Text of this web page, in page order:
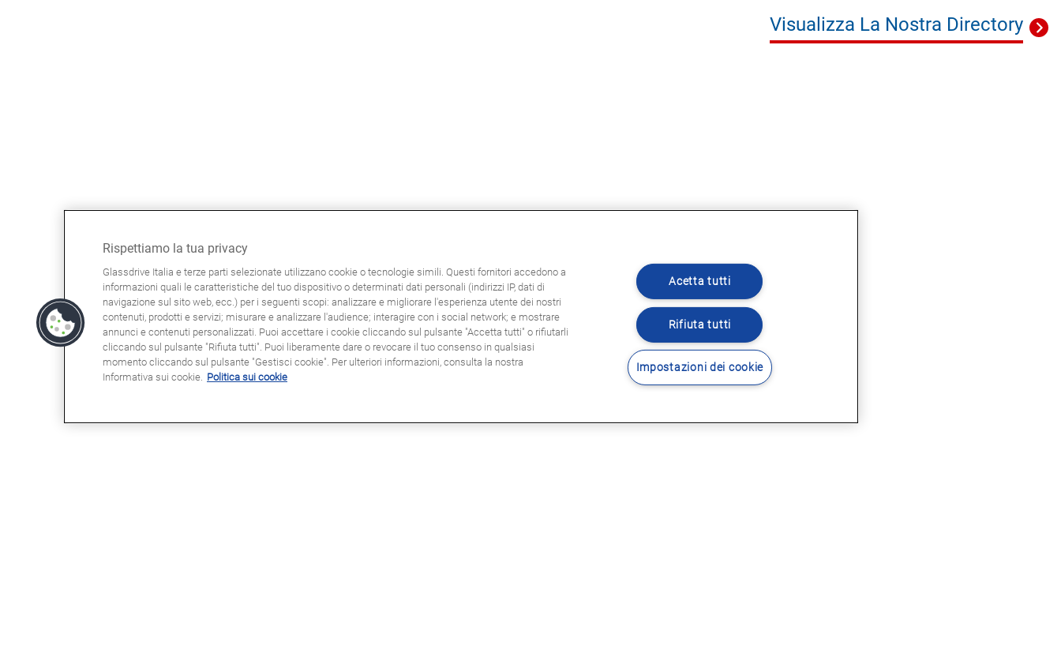
Visualizza La Nostra Directory
Rispettiamo la tua privacy
Glassdrive Italia e terze parti selezionate utilizzano cookie o tecnologie simili. Questi fornitori accedono a
informazioni quali le caratteristiche del tuo dispositivo o determinati dati personali (indirizzi IP, dati di
navigazione sul sito web, ecc.) per i seguenti scopi: analizzare e migliorare l'esperienza utente dei nostri
contenuti, prodotti e servizi; misurare e analizzare l'audience; interagire con i social network; e mostrare
annunci e contenuti personalizzati. Puoi accettare i cookie cliccando sul pulsante "Accetta tutti" o rifiutarli
cliccando sul pulsante "Rifiuta tutti". Puoi liberamente dare o revocare il tuo consenso in qualsiasi
momento cliccando sul pulsante "Gestisci cookie". Per ulteriori informazioni, consulta la nostra
Informativa sui cookie. Politica sui cookie
Acetta tutti
Rifiuta tutti
Impostazioni dei cookie